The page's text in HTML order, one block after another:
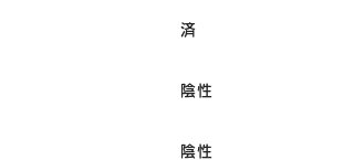
済
陰性
陰性